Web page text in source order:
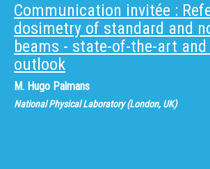
Communication invitée :
dosimetry of standard and
beams - state-of-the-art
outlook
M. Hugo Palmans
National Physical Laboratory (London, UK)